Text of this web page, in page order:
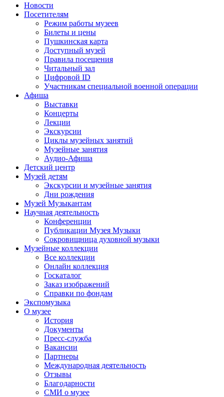
Новости
Посетителям
Режим работы музеев
Билеты и цены
Пушкинская карта
Доступный музей
Правила посещения
Читальный зал
Цифровой ID
Участникам специальной военной операции
Афиша
Выставки
Концерты
Лекции
Экскурсии
Циклы музейных занятий
Музейные занятия
Аудио-Афиша
Детский центр
Музей детям
Экскурсии и музейные занятия
Дни рождения
Музей Музыкантам
Научная деятельность
Конференции
Публикации Музея Музыки
Сокровищница духовной музыки
Музейные коллекции
Все коллекции
Онлайн коллекция
Госкаталог
Заказ изображений
Справки по фондам
Экспомузыка
О музее
История
Документы
Пресс-служба
Вакансии
Партнеры
Международная деятельность
Отзывы
Благодарности
СМИ о музее